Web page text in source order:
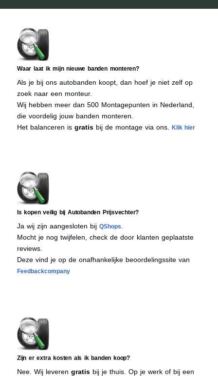
Waar laat ik mijn nieuwe banden monteren?
Als je bij ons autobanden koopt, dan hoef je niet zelf op
zoek naar een monteur.
Wij hebben meer dan 500 Montagepunten in Nederland,
die voordelig jouw banden monteren.
Het balanceren is gratis bij de montage via ons. Klik hier
Is kopen veilig bij Autobanden Prijsvechter?
Ja wij zijn aangesloten bij QShops
Mocht je nog twijfelen, check de door klanten geplaatste
reviews.
Deze vind je op de onafhankelijke beoordelingssite van
Feedbackcompany
Zijn er extra kosten als ik banden koop?
Nee. Wij leveren gratis bij je thuis. Op je werk of bij een